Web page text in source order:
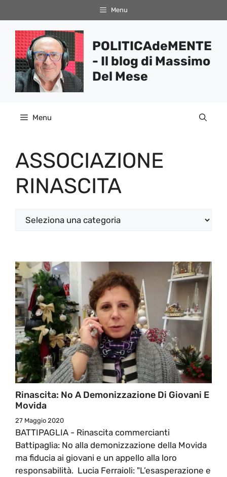
al
contenuto
Menu
POLITICAdeMENTE
- Il blog di Massimo
Del Mese
Menu
ASSOCIAZIONE
RINASCITA
Categorie
Rinascita: No A Demonizzazione Di Giovani E
Movida
27 Maggio 2020
BATTIPAGLIA - Rinascita commercianti
Battipaglia: No alla demonizzazione della Movida
ma fiducia ai giovani e un appello alla loro
responsabilità. Lucia Ferraioli: "L’esasperazione e